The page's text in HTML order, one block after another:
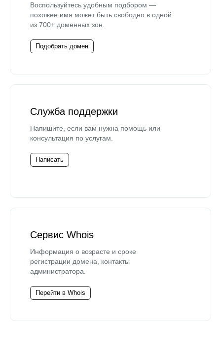
Воспользуйтесь удобным подбором —
похожее имя может быть свободно в одной
из 700+ доменных зон.
Подобрать домен
Служба поддержки
Напишите, если вам нужна помощь или
консультация по услугам.
Написать
Сервис Whois
Информация о возрасте и сроке
регистрации домена, контакты
администратора.
Перейти в Whois